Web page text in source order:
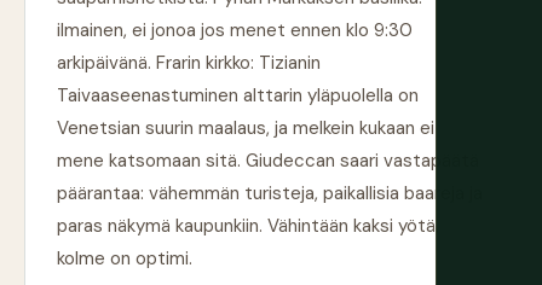
ilmainen, ei jonoa jos menet ennen klo 9:30
arkipäivänä. Frarin kirkko: Tizianin
Taivaaseenastuminen alttarin yläpuolella on
Venetsian suurin maalaus, ja melkein kukaan ei
mene katsomaan sitä. Giudeccan saari vastapäätä
päärantaa: vähemmän turisteja, paikallisia baareja ja
paras näkymä kaupunkiin. Vähintään kaksi yötä,
kolme on optimi.